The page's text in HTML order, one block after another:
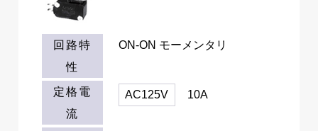
回路特
性
ON-ON モーメンタリ
定格電
流
AC125V 10A